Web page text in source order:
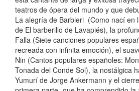
teatros de ópera del mundo y que
La alegría de Barbieri (Como nací en
de El barberillo de Lavapiés), la
Falla (Siete canciones populares
recreada con infinita emoción), el
Nin (Cantos populares españoles:
Tonada del Conde Sol), la nostálgica
Yumurí de Jorge Ankermann y el